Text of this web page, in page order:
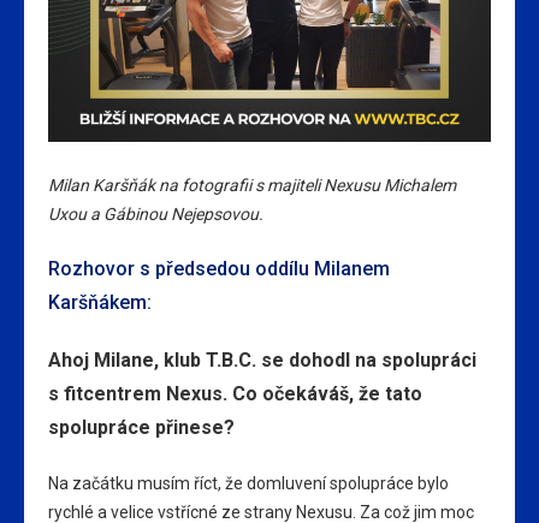
Milan Karšňák na fotografii s majiteli Nexusu Michalem
Uxou a Gábinou Nejepsovou.
Rozhovor s předsedou oddílu Milanem
Karšňákem:
Ahoj Milane, klub T.B.C. se dohodl na spolupráci
s fitcentrem Nexus. Co očekáváš, že tato
spolupráce přinese?
Na začátku musím říct, že domluvení spolupráce bylo
rychlé a velice vstřícné ze strany Nexusu. Za což jim moc